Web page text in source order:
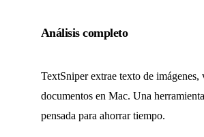
Análisis completo
TextSniper extrae texto de imágenes,
documentos en Mac. Una
pensada para ahorrar tiempo.